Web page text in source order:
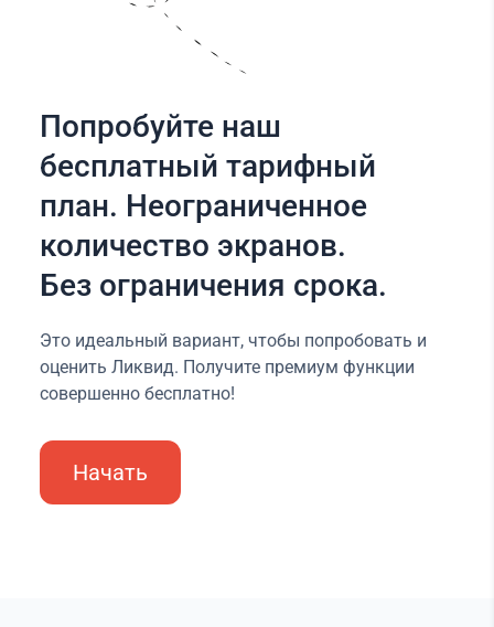
Попробуйте наш
бесплатный тарифный
план. Неограниченное
количество экранов.
Без ограничения срока.
Это идеальный вариант, чтобы попробовать и
оценить Ликвид. Получите премиум функции
совершенно бесплатно!
Начать